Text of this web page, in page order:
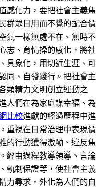
感化力，要把社會主義焦
群眾日用而不覺的配合價
氣一樣無處不在、無時不
志、育情操的感化，將社
具象化，用切近生涯、可
同、自發踐行。把社會主
類精力文明創立運動之
人們在為家庭謀幸福、為
比較進獻的經過歷程中進
重視在日常治理中表現價
的行動獲得激勵、違反焦
經由過程教導領導、言論
軌制保證等，使社會主義
力尋求，外化為人們的自